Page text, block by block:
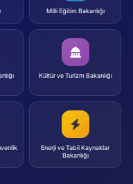
Milli Eğitim Bakanlığı
Kültür ve Turizm Bakanlığı
Enerji ve Tabii Kaynaklar
Bakanlığı